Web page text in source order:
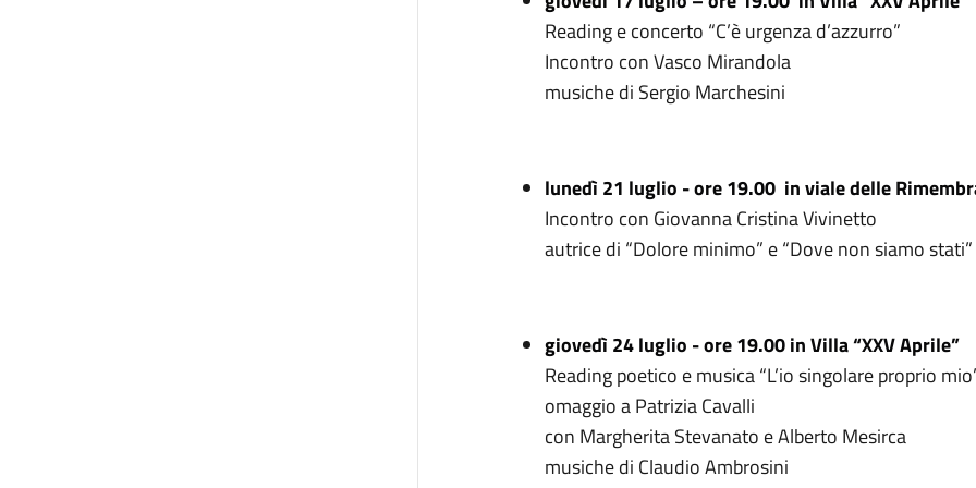
Reading e concerto “C’è urgenza d’azzurro”
Incontro con Vasco Mirandola
musiche di Sergio Marchesini
lunedì 21 luglio - ore19.00 in viale delle
Incontro con Giovanna Cristina Vivinetto
autrice di “Dolore minimo” e “Dove non siamo stati”
giovedì 24 luglio - ore19.00in Villa“XXV Aprile”
Reading poetico e musica “L’io singolare proprio
omaggio a Patrizia Cavalli
con Margherita Stevanato e Alberto Mesirca
musiche di Claudio Ambrosini